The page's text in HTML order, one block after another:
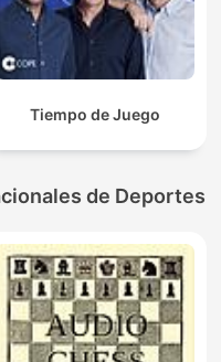
Tiempo de Juego
de Deportes